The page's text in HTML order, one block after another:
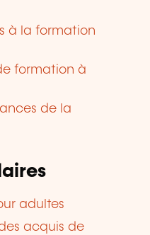
à la formation
formation à
de la
adultes
acquis de